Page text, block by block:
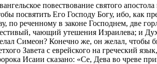
повествование святого
посвятить Его Господу Богу, ибо, как
по реченному в законе Господнем, две
чающий утешения Израилева; и
Симеон? Конечно же, он желал, чтобы
Завета с еврейского на греческий
Исаии сказано: «Се, Дева во чреве